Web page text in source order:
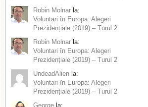
Robin Molnar la:
Voluntari în Europa: Alegeri
Prezidențiale (2019) – Turul 2
Robin Molnar la:
Voluntari în Europa: Alegeri
Prezidențiale (2019) – Turul 2
UndeadAlien la:
Voluntari în Europa: Alegeri
Prezidențiale (2019) – Turul 2
George la: